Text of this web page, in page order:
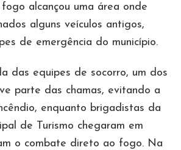
alcançou uma área onde
alguns veículos antigos,
de emergência do município.
das equipes de socorro, um dos
parte das chamas, evitando a
enquanto brigadistas da
de Turismo chegaram em
o combate direto ao fogo. Na